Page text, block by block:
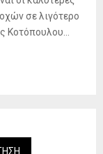
σε λιγότερο
Κοτόπουλου...